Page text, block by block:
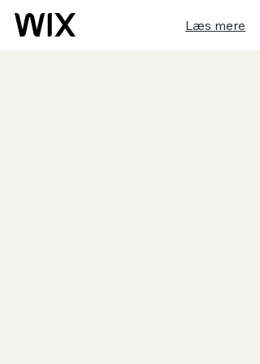
Læs mere